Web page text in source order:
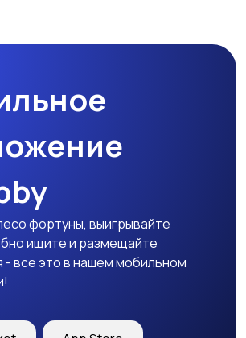
фортуны, выигрывайте
ищите и размещайте
- все это в нашем мобильном